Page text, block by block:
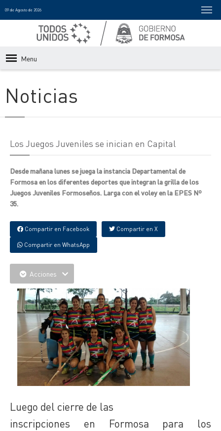
09 de Agosto de 2026
Menu
Noticias
Los Juegos Juveniles se inician en Capital
Desde mañana lunes se juega la instancia Departamental de
Formosa en los diferentes deportes que integran la grilla de los
Juegos Juveniles Formoseños. Larga con el voley en la EPES Nº
35.
Compartir en Facebook Compartir en X
Compartir en WhatsApp
Acciones
Luego del cierre de las
inscripciones en Formosa para los